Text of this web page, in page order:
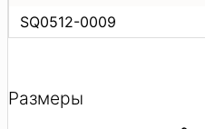
SQ0512-0009
Размеры